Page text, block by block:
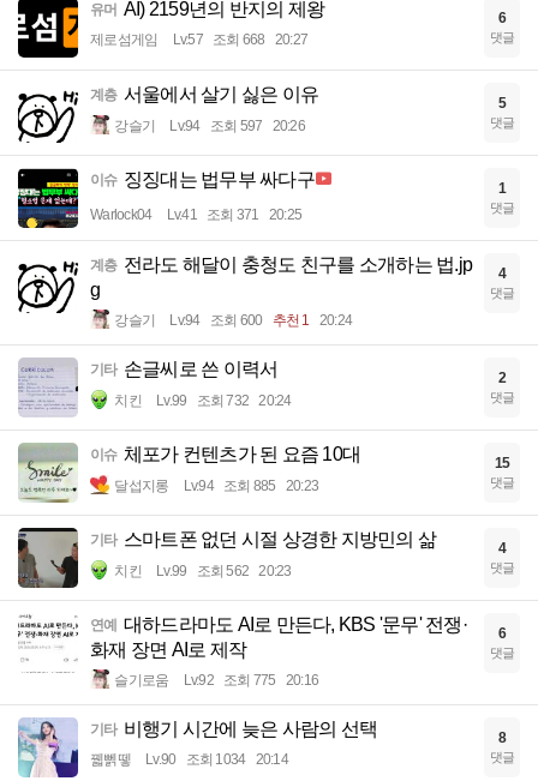
유머 AI) 2159년의 반지의 제왕
제로섬게임 Lv.57 조회 668 20:27
6
댓글
계층 서울에서 살기 싫은 이유
강슬기 Lv.94 조회 597 20:26
5
댓글
이슈 징징대는 법무부 싸다구
Warlock04 Lv.41 조회 371 20:25
1
댓글
계층 전라도 해달이 충청도 친구를 소개하는 법.jp
g
강슬기 Lv.94 조회 600 추천 1 20:24
4
댓글
기타 손글씨로 쓴 이력서
치킨 Lv.99 조회 732 20:24
2
댓글
이슈 체포가 컨텐츠가 된 요즘 10대
달섭지롱 Lv.94 조회 885 20:23
15
댓글
기타 스마트폰 없던 시절 상경한 지방민의 삶
치킨 Lv.99 조회 562 20:23
4
댓글
연예
대하드라마도 AI로 만든다, KBS '문무' 전쟁·
화재 장면 AI로 제작
슬기로움 Lv.92 조회 775 20:16
6
댓글
기타 비행기 시간에 늦은 사람의 선택
꿻뻵뗗 Lv.90 조회 1034 20:14
8
댓글